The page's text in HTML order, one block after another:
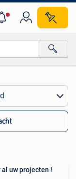
al uw projecten !